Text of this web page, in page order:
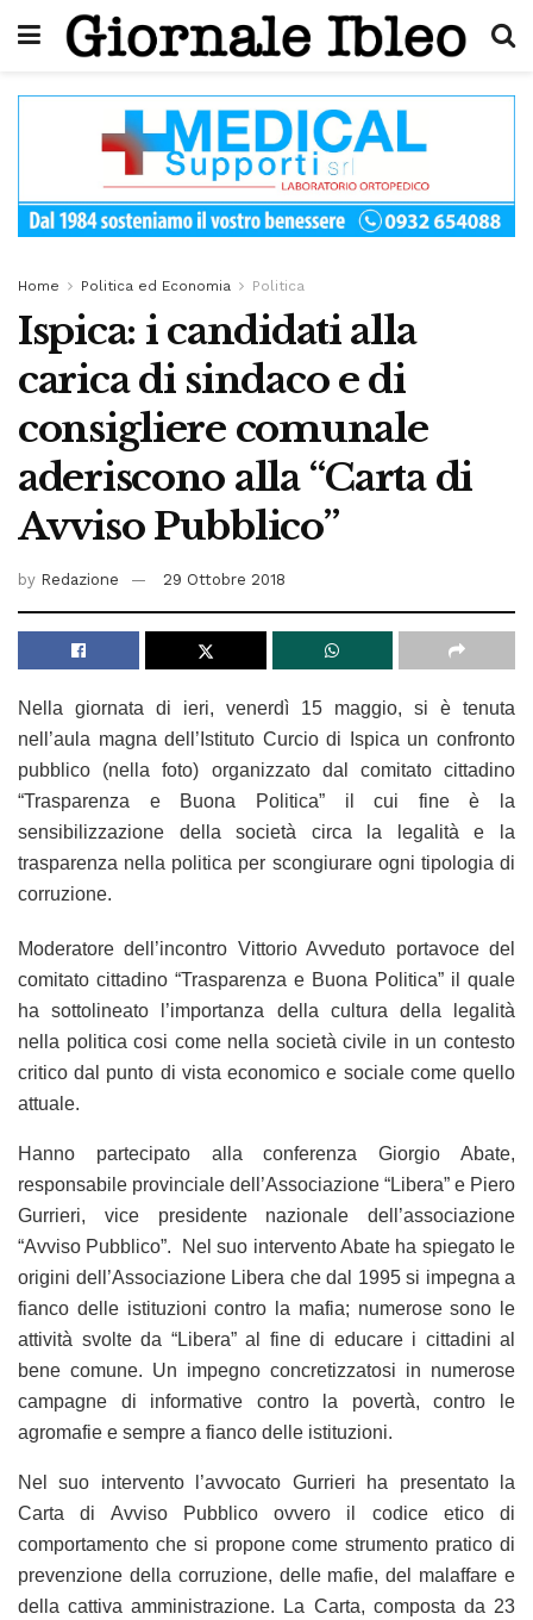
Home Politica ed Economia Politica
Ispica: i candidati alla
carica di sindaco e di
consigliere comunale
aderiscono alla “Carta di
Avviso Pubblico”
by Redazione 29 Ottobre 2018
Nella giornata di ieri, venerdì 15 maggio, si è tenuta
nell’aula magna dell’Istituto Curcio di Ispica un confronto
pubblico (nella foto) organizzato dal comitato cittadino
“Trasparenza e Buona Politica” il cui fine è la
sensibilizzazione della società circa la legalità e la
trasparenza nella politica per scongiurare ogni tipologia di
corruzione.
Moderatore dell’incontro Vittorio Avveduto portavoce del
comitato cittadino “Trasparenza e Buona Politica” il quale
ha sottolineato l’importanza della cultura della legalità
nella politica cosi come nella società civile in un contesto
critico dal punto di vista economico e sociale come quello
attuale.
Hanno partecipato alla conferenza Giorgio Abate,
responsabile provinciale dell’Associazione “Libera” e Piero
Gurrieri, vice presidente nazionale dell’associazione
“Avviso Pubblico”. Nel suo intervento Abate ha spiegato le
origini dell’Associazione Libera che dal 1995 si impegna a
fianco delle istituzioni contro la mafia; numerose sono le
attività svolte da “Libera” al fine di educare i cittadini al
bene comune. Un impegno concretizzatosi in numerose
campagne di informative contro la povertà, contro le
agromafie e sempre a fianco delle istituzioni.
Nel suo intervento l’avvocato Gurrieri ha presentato la
Carta di Avviso Pubblico ovvero il codice etico di
comportamento che si propone come strumento pratico di
prevenzione della corruzione, delle mafie, del malaffare e
della cattiva amministrazione. La Carta, composta da 23